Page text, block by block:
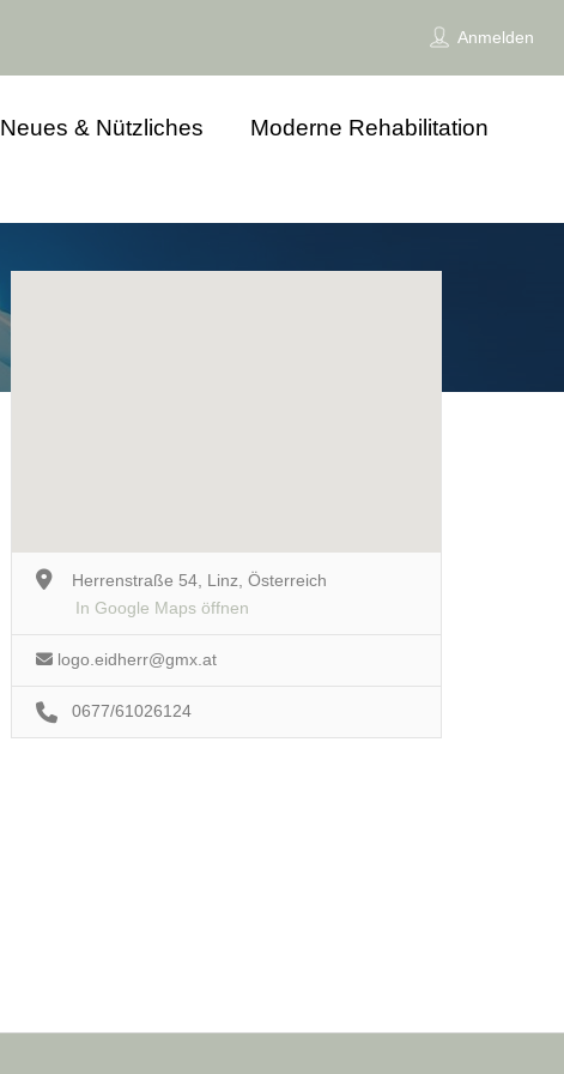
Anmelden
Neues & Nützliches Moderne Rehabilitation
Herrenstraße 54, Linz, Österreich
In Google Maps öffnen
logo.eidherr@gmx.at
0677/61026124